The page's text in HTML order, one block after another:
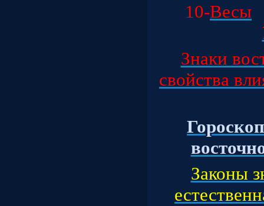
10-Весы
Знаки
свойства
Законы